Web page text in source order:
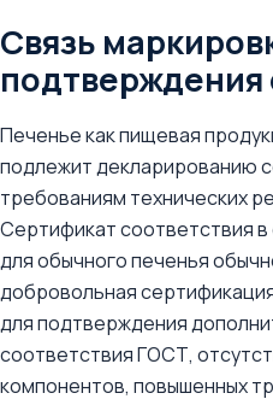
Связь
подтверждения
Печенье как пищевая
подлежит декларированию
требованиям технических
Сертификат соответствия
для обычного печенья
добровольная
для подтверждения
соответствия ГОСТ,
компонентов, повышенных